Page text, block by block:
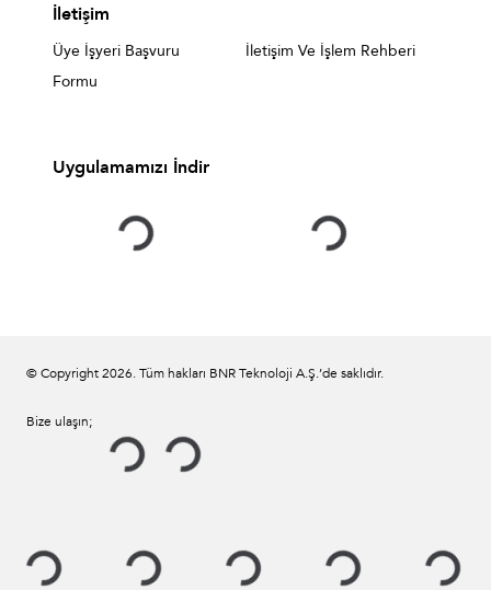
İletişim
Üye İşyeri Başvuru
Formu
İletişim Ve İşlem Rehberi
Uygulamamızı İndir
© Copyright2026. Tüm hakları BNR Teknoloji A.Ş.’de saklıdır.
Bize ulaşın;